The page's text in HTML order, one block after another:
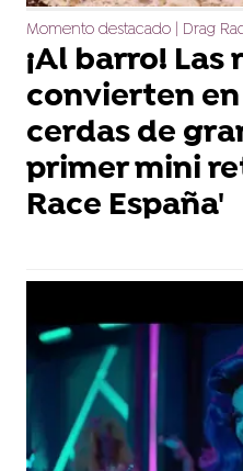
Momento destacado | Drag
¡Al barro! Las
convierten
cerdas de
primer mini
Race España'